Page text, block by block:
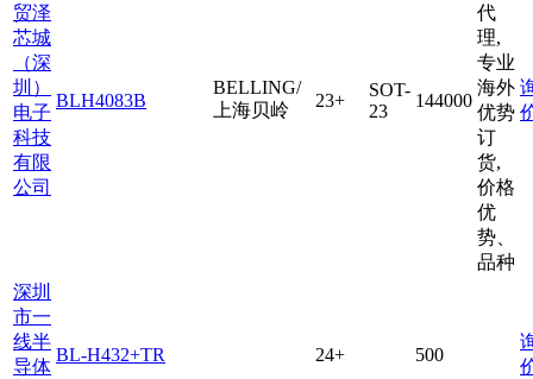
贸泽
芯城
（深
圳）
电子
科技
有限
公司
BLH4083B
BELLING/
上海贝岭
23+
SOT-
23
144000
代
理,
专业
海外
优势
订
货,
价格
优
势、
品种
深圳
市一
线半
导体
BL-H432+TR 24+ 500